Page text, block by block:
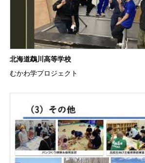
北海道鵡川高等学校
むかわ学プロジェクト